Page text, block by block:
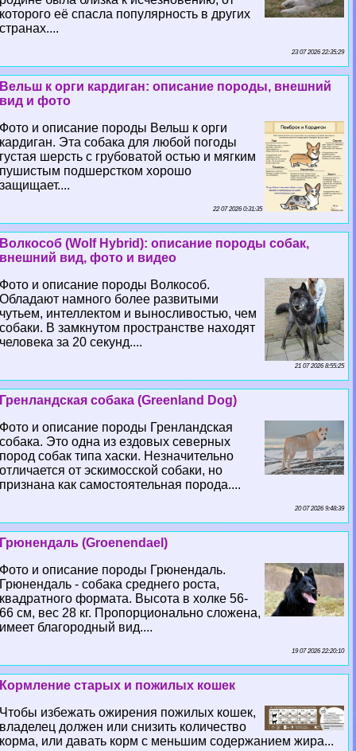
которого её спасла популярность в других
странах....
23 07 2026 22:35:29
Вельш к opги кардиган: описание породы, внешний
вид и фото
Фото и описание породы Вельш к opги
кардиган. Эта собака для любой погоды
густая шерсть с грубоватой остью и мягким
пушистым подшерстком хорошо
защищает....
22 07 2026 0:31:35
Волкособ (Wolf Hybrid): описание породы собак,
внешний вид, фото и видео
Фото и описание породы Волкособ.
Обладают намного более развитыми
чутьем, интеллектом и выносливостью, чем
собаки. В замкнутом прострaнcтве находят
человека за 20 секунд....
21 07 2026 8:55:25
Гренландская собака (Greenland Dog)
Фото и описание породы Гренландская
собака. Это одна из ездовых северных
пород собак типа хаски. Незначительно
отличается от эскимосской собаки, но
признана как самостоятельная порода....
20 07 2026 9:48:39
Грюнендаль (Groenendael)
Фото и описание породы Грюнендаль.
Грюнендаль - собака среднего роста,
квадратного формата. Высота в холке 56-
66 см, вес 28 кг. Пропорционально сложена,
имеет благородный вид....
19 07 2026 22:20:10
Кормление старых и пожилых кошек
Чтобы избежать ожирения пожилых кошек,
владелец должен или снизить количество
корма, или давать корм с меньшим содержанием жира...